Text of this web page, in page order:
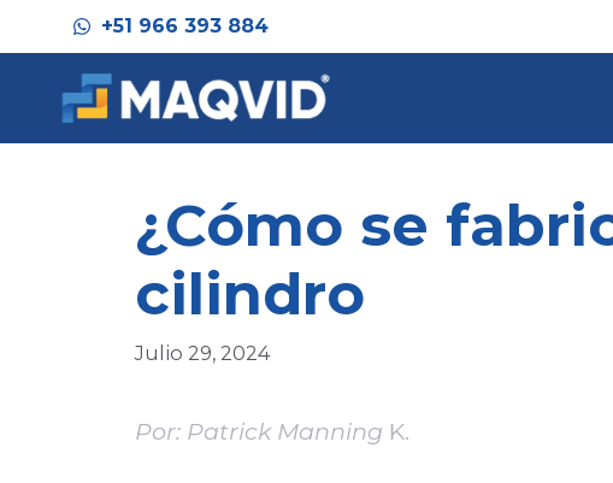
+51 966 393 884
¿Cómo se
cilindro
Julio 29, 2024
Por: Patrick Manning K.